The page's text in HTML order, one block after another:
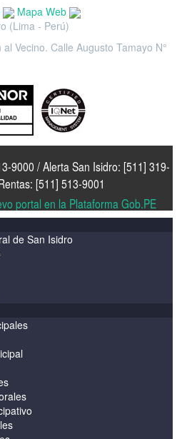
Mapa Web
(Lima - Perú)
Vecino. Calle Augusto Tamayo N°
9000 / Alerta San Isidro: [511] 319-
[511] 513-9001
portal en la Plataforma Gob.PE
de San Isidro